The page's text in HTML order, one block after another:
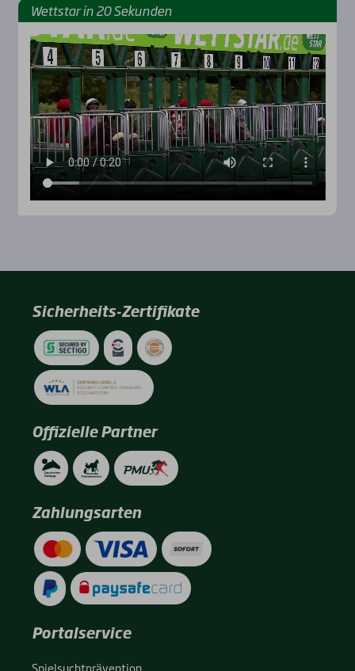
Wett­star in 20 Sekun­den
Sicherheits-Zertifikate
Offizielle Partner
Zahlungsarten
Portalservice
Spiel­sucht­prä­ven­ti­on